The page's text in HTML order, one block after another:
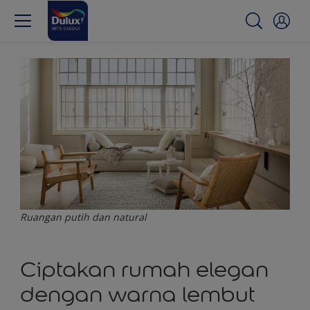
Ruangan putih dan natural
Ciptakan rumah elegan
dengan warna lembut